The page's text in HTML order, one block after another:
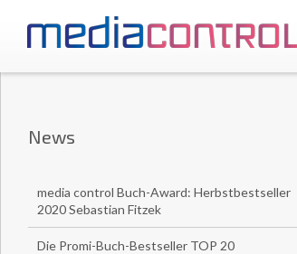
News
media control Buch-Award: Herbstbestseller
2020 Sebastian Fitzek
Die Promi-Buch-Bestseller TOP 20